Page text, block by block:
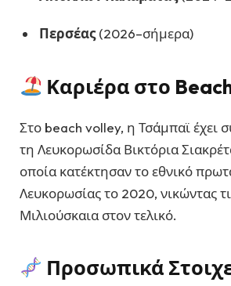
Περσέας(2026–σήμερα)
Καριέρα στο
Στο beach volley, η Τσάμπαϊ έχει
τη Λευκορωσίδα Βικτόρια
οποία κατέκτησαν το εθνικό
Λευκορωσίας το 2020, νικώντας
Μιλιούσκαια στον τελικό.
Προσωπικά